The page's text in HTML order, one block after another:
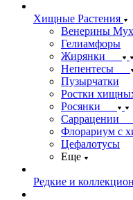
Хищные Растения
Венерины
Гелиамфоры
Жирянки
Непентесы
Пузырчатки
Ростки
Росянки
Саррацении
Флорариум с
Цефалотусы
Еще
Редкие и